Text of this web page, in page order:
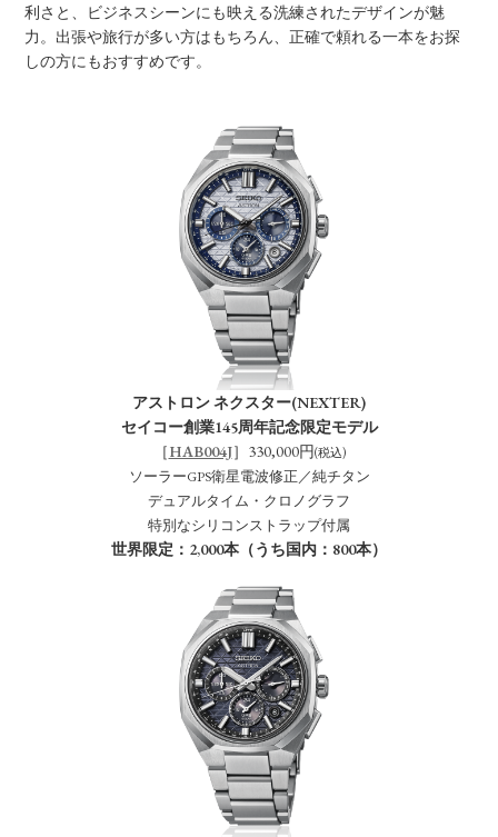
利さと、ビジネスシーンにも映える洗練されたデザインが魅
力。出張や旅行が多い方はもちろん、正確で頼れる一本をお探
しの方にもおすすめです。
アストロン ネクスター(NEXTER)
セイコー創業145周年記念限定モデル
［HAB004J］330,000円(税込)
ソーラーGPS衛星電波修正／純チタン
デュアルタイム・クロノグラフ
特別なシリコンストラップ付属
世界限定：2,000本（うち国内：800本）